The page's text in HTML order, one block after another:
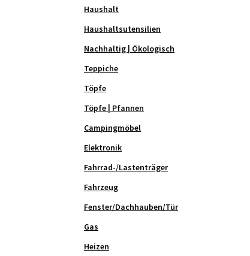
Haushalt
Haushaltsutensilien
Nachhaltig | Ökologisch
Teppiche
Töpfe
Töpfe | Pfannen
Campingmöbel
Elektronik
Fahrrad-/Lastenträger
Fahrzeug
Fenster/Dachhauben/Tür
Gas
Heizen